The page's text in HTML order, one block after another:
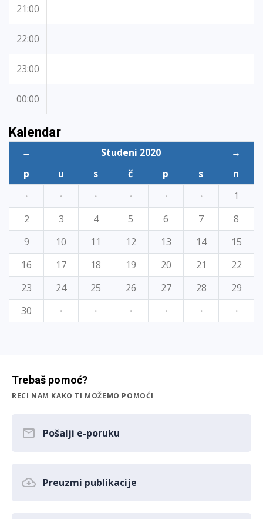
21:00
22:00
23:00
00:00
Kalendar
← Studeni 2020
→
p
u s č p s
n
·
· · · · ·
1
2
3 4 5 6 7
8
9
10 11 12 13 14
15
16
17 18 19 20 21
22
23
24 25 26 27 28
29
30
· · · · · ·
Trebaš pomoć?
RECI NAM KAKO TI MOŽEMO POMOĆI
Pošalji e-poruku
Preuzmi publikacije